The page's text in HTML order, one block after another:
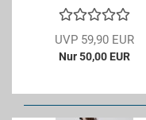
UVP 59,90 EUR
Nur 50,00 EUR